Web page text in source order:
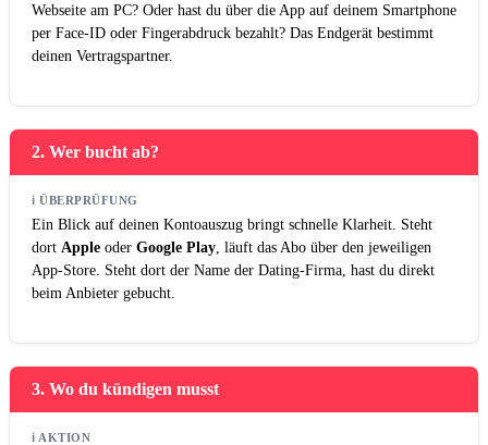
Webseite am PC? Oder hast du über die App auf deinem Smartphone
per Face-ID oder Fingerabdruck bezahlt? Das Endgerät bestimmt
deinen Vertragspartner.
2. Wer bucht ab?
ℹ️ ÜBERPRÜFUNG
Ein Blick auf deinen Kontoauszug bringt schnelle Klarheit. Steht
dort Apple oder Google Play , läuft das Abo über den jeweiligen
App-Store. Steht dort der Name der Dating-Firma, hast du direkt
beim Anbieter gebucht.
3. Wo du kündigen musst
ℹ️ AKTION